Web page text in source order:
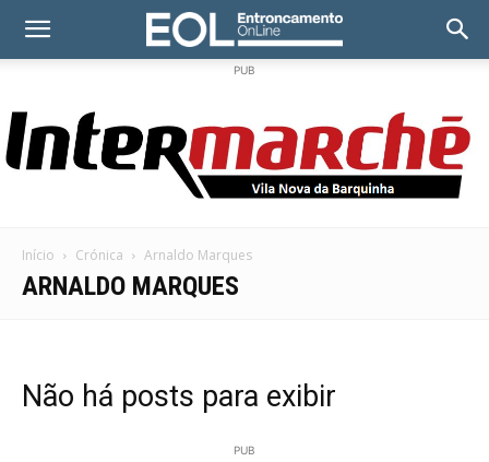
PUB
Início Crónica Arnaldo Marques
ARNALDO MARQUES
Não há posts para exibir
PUB